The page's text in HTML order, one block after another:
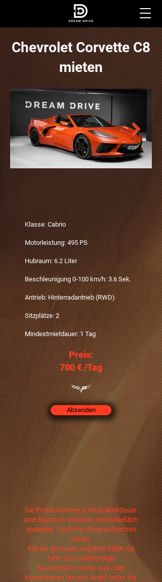
Chevrolet Corvette C8
mieten
Klasse: Cabrio
Motorleistung: 495 PS
Hubraum: 6.2 Liter
Beschleunigung 0-100 km/h: 3.6 Sek.
Antrieb: Hinterradantrieb (RWD)
Sitzplätze: 2
Mindestmietdauer: 1 Tag
Preis:
700 € /Tag
Absenden
Die Preise können je nach Mietdauer
und Standort variieren, einschließlich
spezieller Tarife für die griechischen
Inseln.
Für ein genaues Angebot füllen Sie
bitte das vollständige
Buchungsformular aus oder
kontaktieren Sie uns direkt unter der